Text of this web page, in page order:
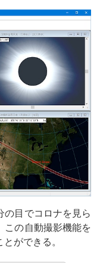
の目でコロナを見ら
この自動撮影機能を
ができる。